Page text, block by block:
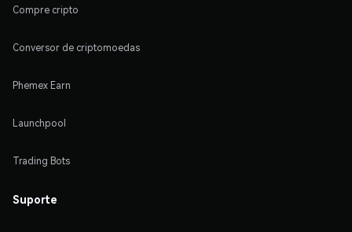
Compre cripto
Conversor de criptomoedas
Phemex Earn
Launchpool
Trading Bots
Suporte